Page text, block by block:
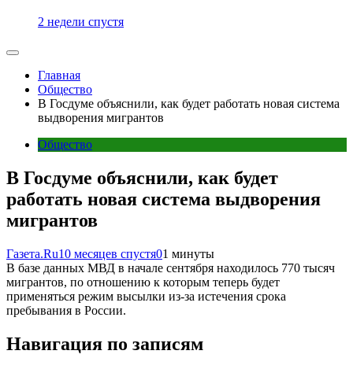
2 недели спустя
Главная
Общество
В Госдуме объяснили, как будет работать новая система
выдворения мигрантов
Общество
В Госдуме объяснили, как будет
работать новая система выдворения
мигрантов
Газета.Ru10 месяцев спустя01 минуты
В базе данных МВД в начале сентября находилось 770 тысяч
мигрантов, по отношению к которым теперь будет
применяться режим высылки из-за истечения срока
пребывания в России.
Навигация по записям